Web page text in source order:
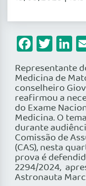
Representante
Medicina de
conselheiro
reafirmou a
do Exame
Medicina. O
durante
Comissão de
(CAS), nesta
prova é
2294/2024,
Astronauta